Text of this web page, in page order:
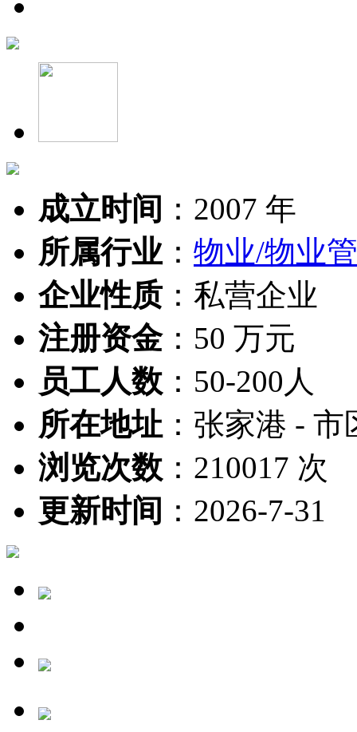
成立时间 ： 2007 年
所属行业： 物业/物业
企业性质： 私营企业
注册资金： 50 万元
员工人数 ： 50-200人
所在地址 ： 张家港 - 市
浏览次数 ： 210017 次
更新时间 ： 2026-7-31